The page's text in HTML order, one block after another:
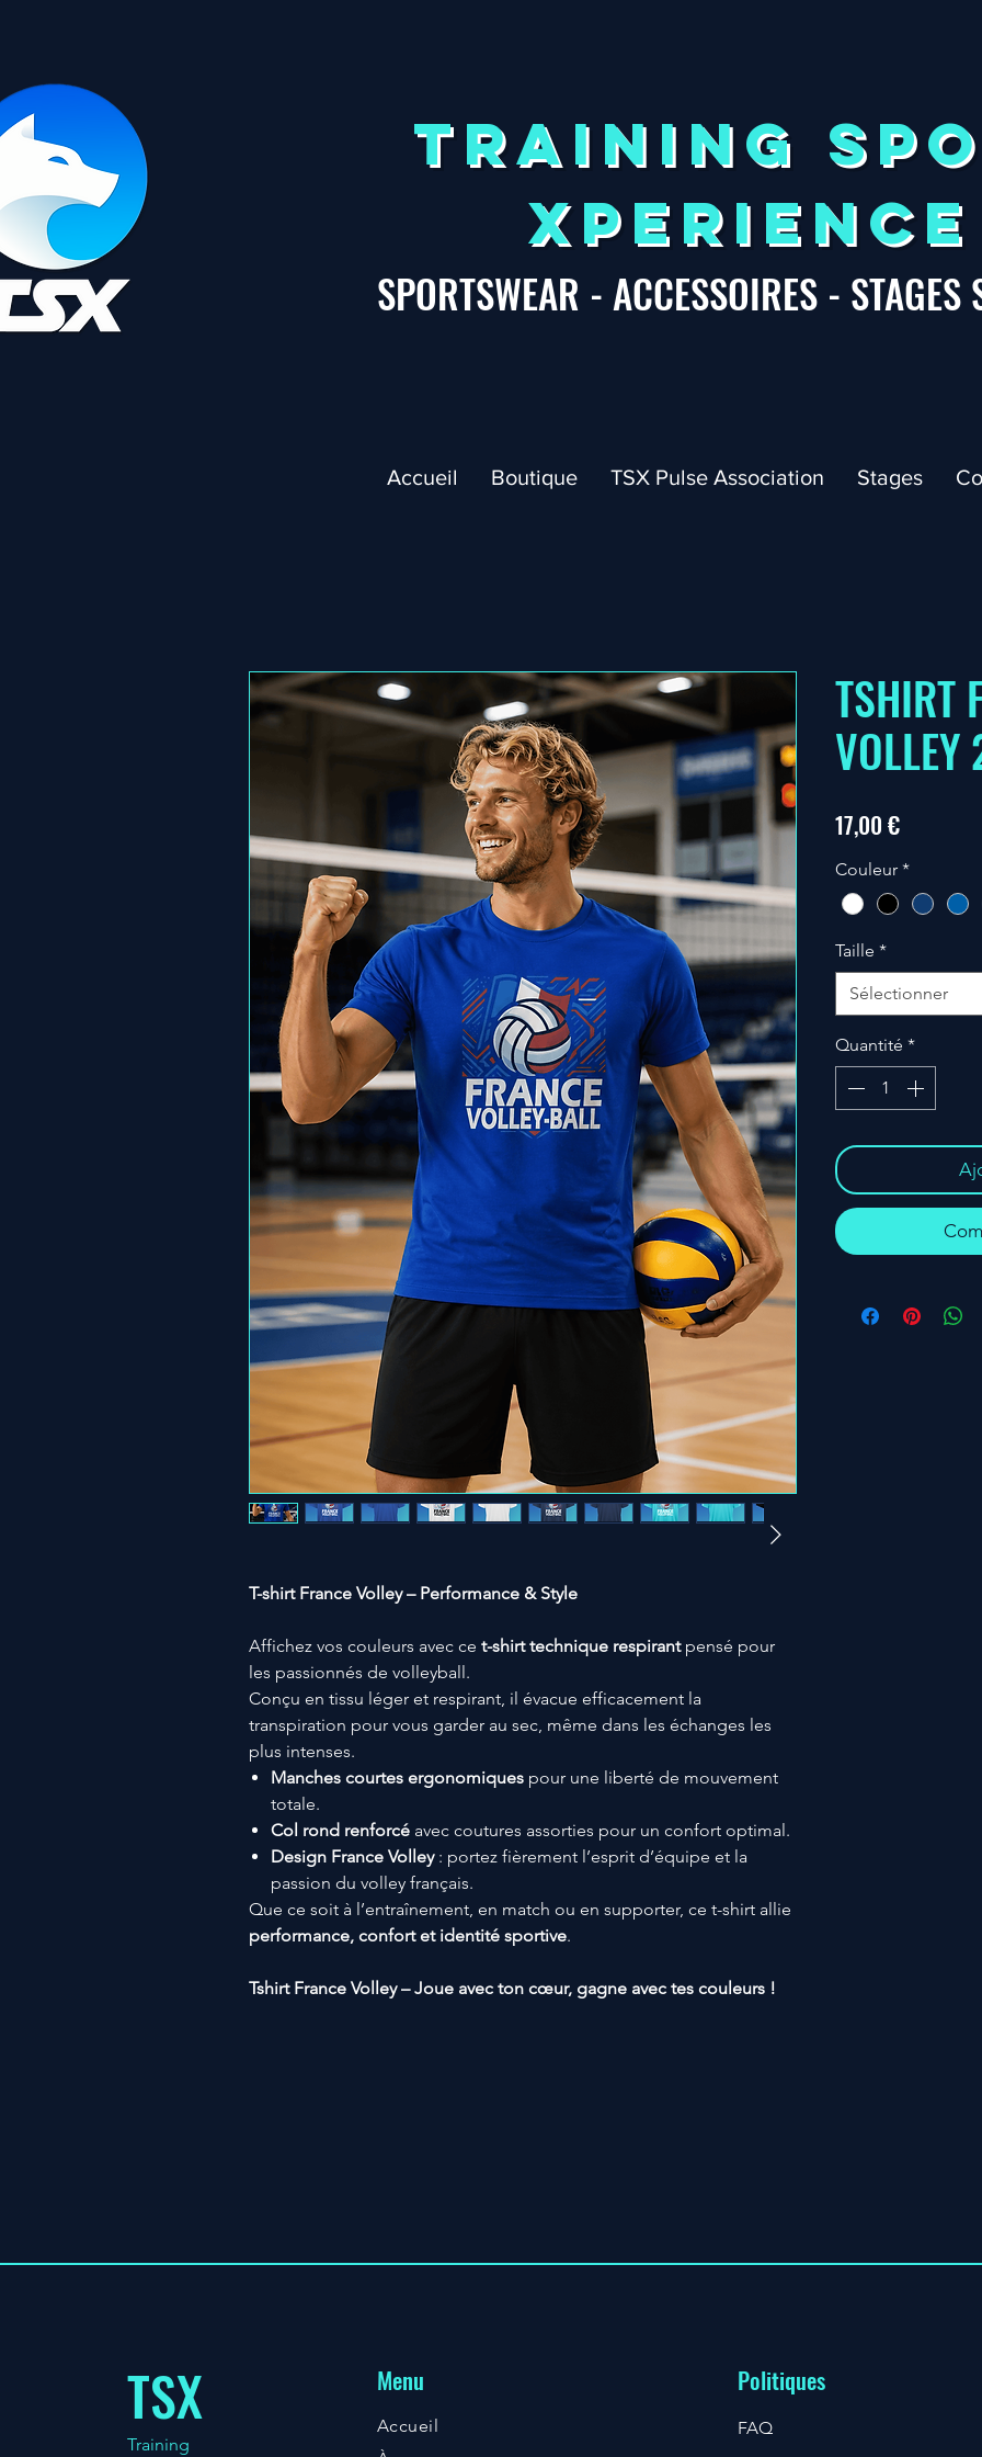
TRAINING
XPERIENCE
SPORTSWEAR - ACCESSOIRES - STAGES
Accueil Boutique TSX Pulse Association Stages
T-shirt France Volley – Performance & Style
Affichez vos couleurs avec ce t-shirt technique respirantpensé pour
les passionnés de volleyball.
Conçu en tissu léger et respirant, il évacue efficacement la
transpiration pour vous garder au sec, même dans les échanges les
plus intenses.
Manches courtes ergonomiques pour une liberté de mouvement
totale.
Col rond renforcé avec coutures assorties pour un confort optimal.
Design France Volley: portez fièrement l’esprit d’équipe et la
passion du volley français.
Que ce soit à l’entraînement, en match ou en supporter, ce t-shirt allie
performance, confort et identité sportive.
Tshirt France Volley – Joue avec ton cœur, gagne avec tes couleurs !
TSHIRT
VOLLEY
17,00 €Prix
Couleur *
Taille *
Sélectionner
Quantité *
TSX
Training
Menu
Accueil
Politiques
FAQ